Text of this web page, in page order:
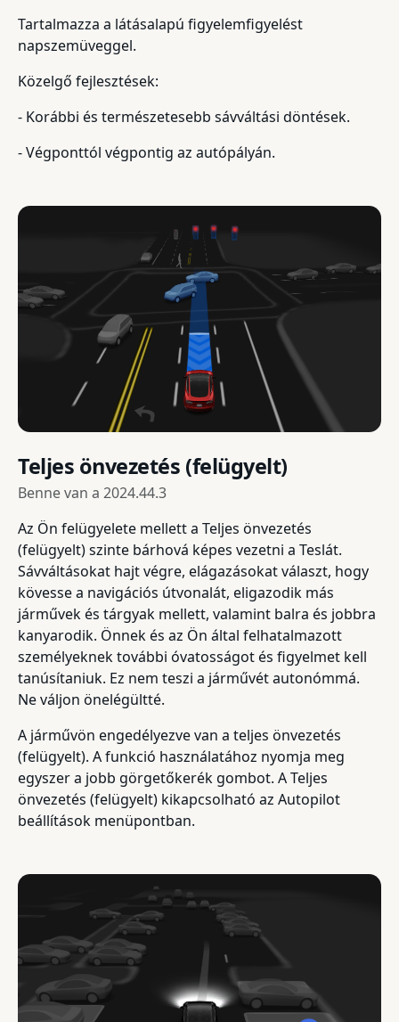
Tartalmazza a látásalapú figyelemfigyelést
napszemüveggel.
Közelgő fejlesztések:
- Korábbi és természetesebb sávváltási döntések.
- Végponttól végpontig az autópályán.
Teljes önvezetés (felügyelt)
Benne van a 2024.44.3
Az Ön felügyelete mellett a Teljes önvezetés
(felügyelt) szinte bárhová képes vezetni a Teslát.
Sávváltásokat hajt végre, elágazásokat választ, hogy
kövesse a navigációs útvonalát, eligazodik más
járművek és tárgyak mellett, valamint balra és jobbra
kanyarodik. Önnek és az Ön által felhatalmazott
személyeknek további óvatosságot és figyelmet kell
tanúsítaniuk. Ez nem teszi a járművét autonómmá.
Ne váljon önelégültté.
A járművön engedélyezve van a teljes önvezetés
(felügyelt). A funkció használatához nyomja meg
egyszer a jobb görgetőkerék gombot. A Teljes
önvezetés (felügyelt) kikapcsolható az Autopilot
beállítások menüpontban.